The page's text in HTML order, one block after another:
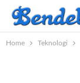
Home Teknologi